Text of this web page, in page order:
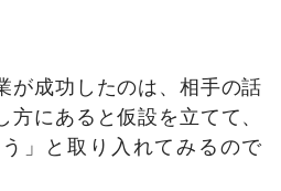
が成功したのは、相手の話
方にあると仮設を立てて、
」と取り入れてみるので